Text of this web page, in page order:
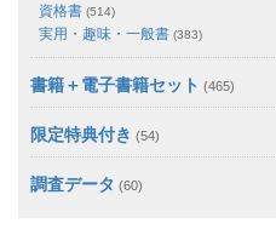
資格書 (514)
実用・趣味・一般書 (383)
書籍＋電子書籍セット (465)
限定特典付き (54)
調査データ (60)